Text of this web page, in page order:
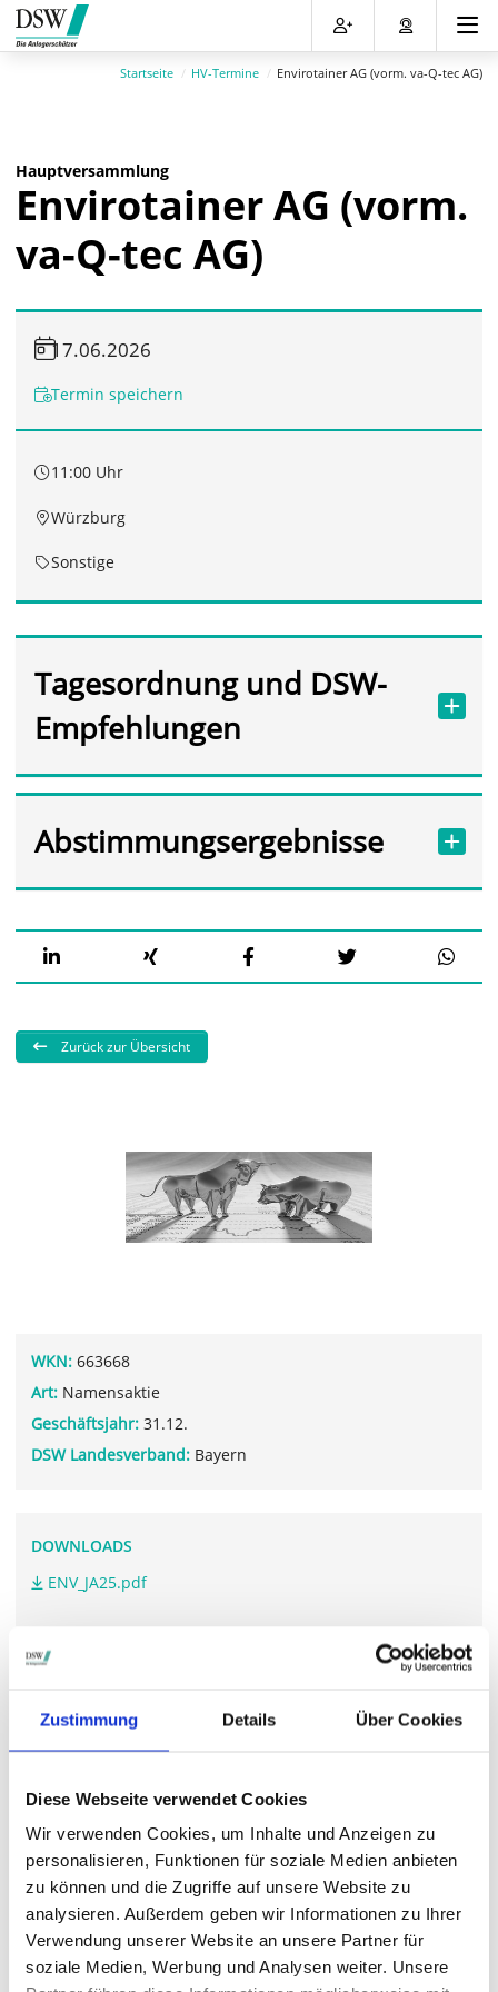
Zustimmung Details Über Cookies
Diese Webseite verwendet Cookies
Wir verwenden Cookies, um Inhalte und Anzeigen zu
personalisieren, Funktionen für soziale Medien anbieten
zu können und die Zugriffe auf unsere Website zu
analysieren. Außerdem geben wir Informationen zu Ihrer
Verwendung unserer Website an unsere Partner für
soziale Medien, Werbung und Analysen weiter. Unsere
Direkt
zum
Inhalt
Direkt
zum
Hauptmenu
Direkt
zur
Suche
Direkt
zum
Footer
Startseite HV-Termine Envirotainer AG (vorm. va-Q-tec AG)
Hauptversammlung
Envirotainer AG (vorm.
va-Q-tec AG)
17.06.2026
Termin speichern
11:00 Uhr
Würzburg
Sonstige
Tagesordnung und DSW-
Empfehlungen
Abstimmungsergebnisse
Zurück zur Übersicht
WKN: 663668
Art: Namensaktie
Geschäftsjahr: 31.12.
DSW Landesverband: Bayern
DOWNLOADS
ENV_JA25.pdf
www.irenvirotainer-ag.de/.../hauptversammlung
Die DSW vertritt Ihre Stimmrechteauf sämtlichen
wichtigen Hauptversammlungen in Deutschland.
VERGANGENE HAUPTVERSAMMLUNGSTERMINE